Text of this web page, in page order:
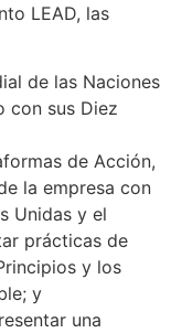
LEAD, las
de las Naciones
con sus Diez
de Acción,
la empresa con
Unidas y el
prácticas de
y los
y
una